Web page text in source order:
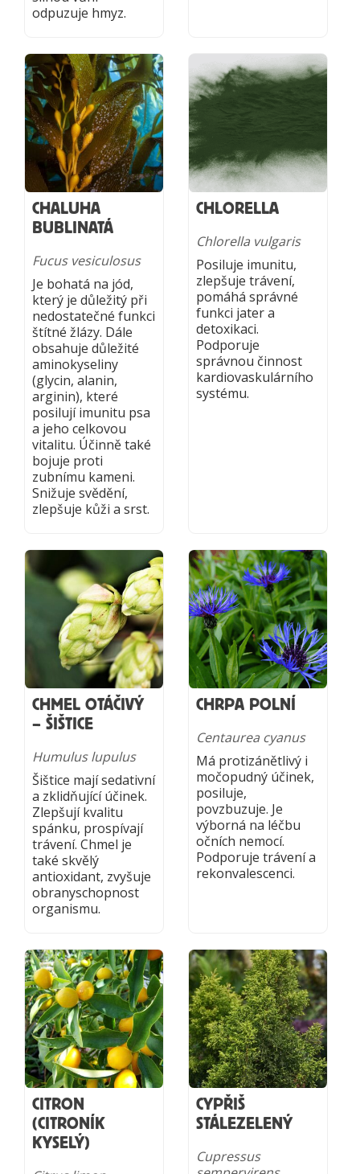
odpuzuje hmyz.
CHALUHA
BUBLINATÁ
Fucus vesiculosus
Je bohatá na jód,
který je důležitý při
nedostatečné funkci
štítné žlázy. Dále
obsahuje důležité
aminokyseliny
(glycin, alanin,
arginin), které
posilují imunitu psa
a jeho celkovou
vitalitu. Účinně také
bojuje proti
zubnímu kameni.
Snižuje svědění,
zlepšuje kůži a srst.
CHLORELLA
Chlorella vulgaris
Posiluje imunitu,
zlepšuje trávení,
pomáhá správné
funkci jater a
detoxikaci.
Podporuje
správnou činnost
kardiovaskulárního
systému.
CHMEL OTÁČIVÝ
– ŠIŠTICE
Humulus lupulus
Šištice mají sedativní
a zklidňující účinek.
Zlepšují kvalitu
spánku, prospívají
trávení. Chmel je
také skvělý
antioxidant, zvyšuje
obranyschopnost
organismu.
CHRPA POLNÍ
Centaurea cyanus
Má protizánětlivý i
močopudný účinek,
posiluje,
povzbuzuje. Je
výborná na léčbu
očních nemocí.
Podporuje trávení a
rekonvalescenci.
CITRON
(CITRONÍK
KYSELÝ)
CYPŘIŠ
STÁLEZELENÝ
Cupressus